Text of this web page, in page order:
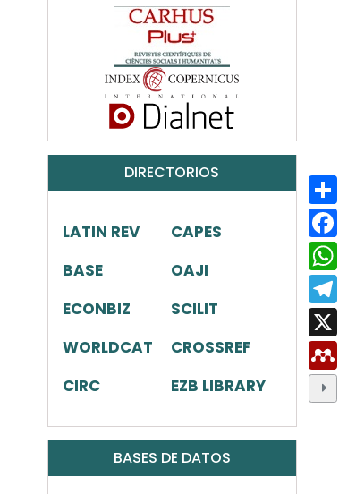
DIRECTORIOS
LATIN REV
CAPES
BASE
OAJI
ECONBIZ
SCILIT
WORLDCAT
CROSSREF
CIRC
EZB LIBRARY
BASES DE DATOS